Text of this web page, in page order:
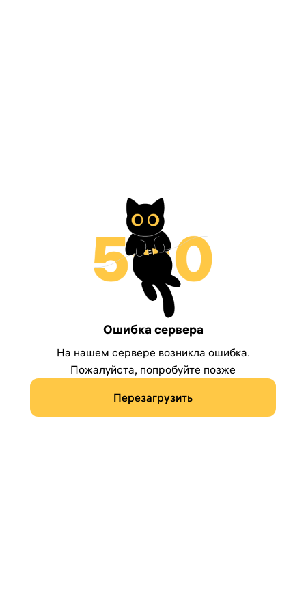
Ошибка сервера
На нашем сервере возникла ошибка.
Пожалуйста, попробуйте позже
Перезагрузить